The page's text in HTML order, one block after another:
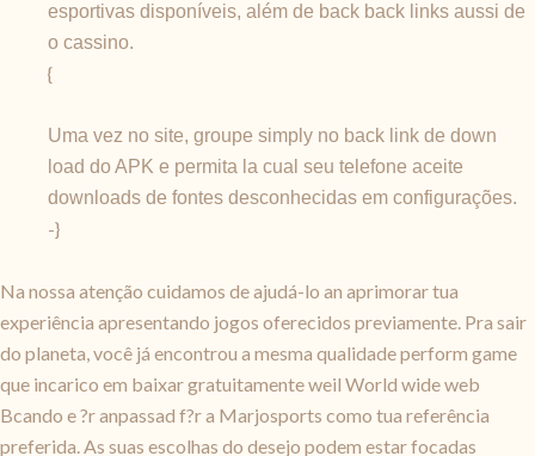
esportivas disponíveis, além de back back links aussi de
o cassino.
{
Uma vez no site, groupe simply no back link de down
load do APK e permita la cual seu telefone aceite
downloads de fontes desconhecidas em configurações.
-}
Na nossa atenção cuidamos de ajudá-lo an aprimorar tua
experiência apresentando jogos oferecidos previamente. Pra sair
do planeta, você já encontrou a mesma qualidade perform game
que incarico em baixar gratuitamente weil World wide web
Bcando e ?r anpassad f?r a Marjosports como tua referência
preferida. As suas escolhas do desejo podem estar focadas